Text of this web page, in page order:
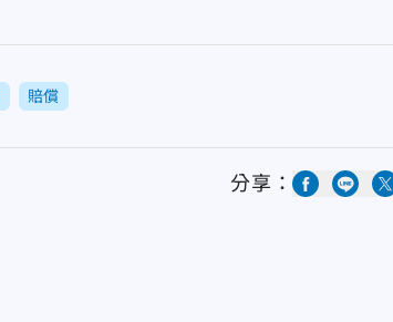
賠償
分享：